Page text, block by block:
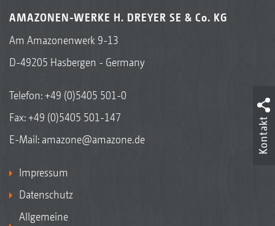
AMAZONEN-WERKE H. DREYER SE & Co. KG
Am Amazonenwerk 9-13
D-49205 Hasbergen - Germany
Telefon:+49 (0)5405 501-0
Fax: +49 (0)5405 501-147
E-Mail: amazone@amazone.de
Impressum
Datenschutz
Allgemeine
Kontakt